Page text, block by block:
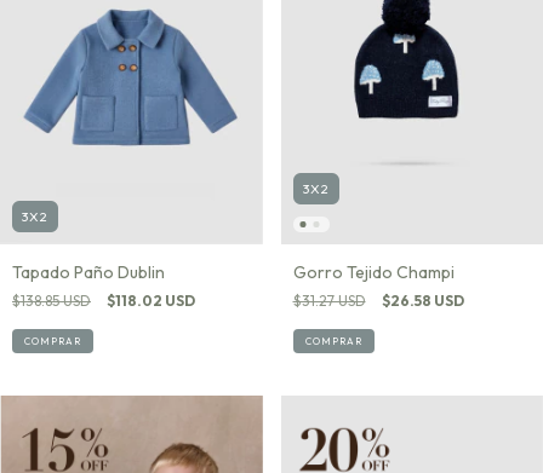
3X2
Tapado Paño Dublin
$138.85 USD $118.02 USD
COMPRAR
3X2
Gorro Tejido Champi
$31.27 USD $26.58 USD
COMPRAR